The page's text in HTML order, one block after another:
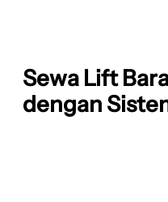
Sewa Lift
dengan